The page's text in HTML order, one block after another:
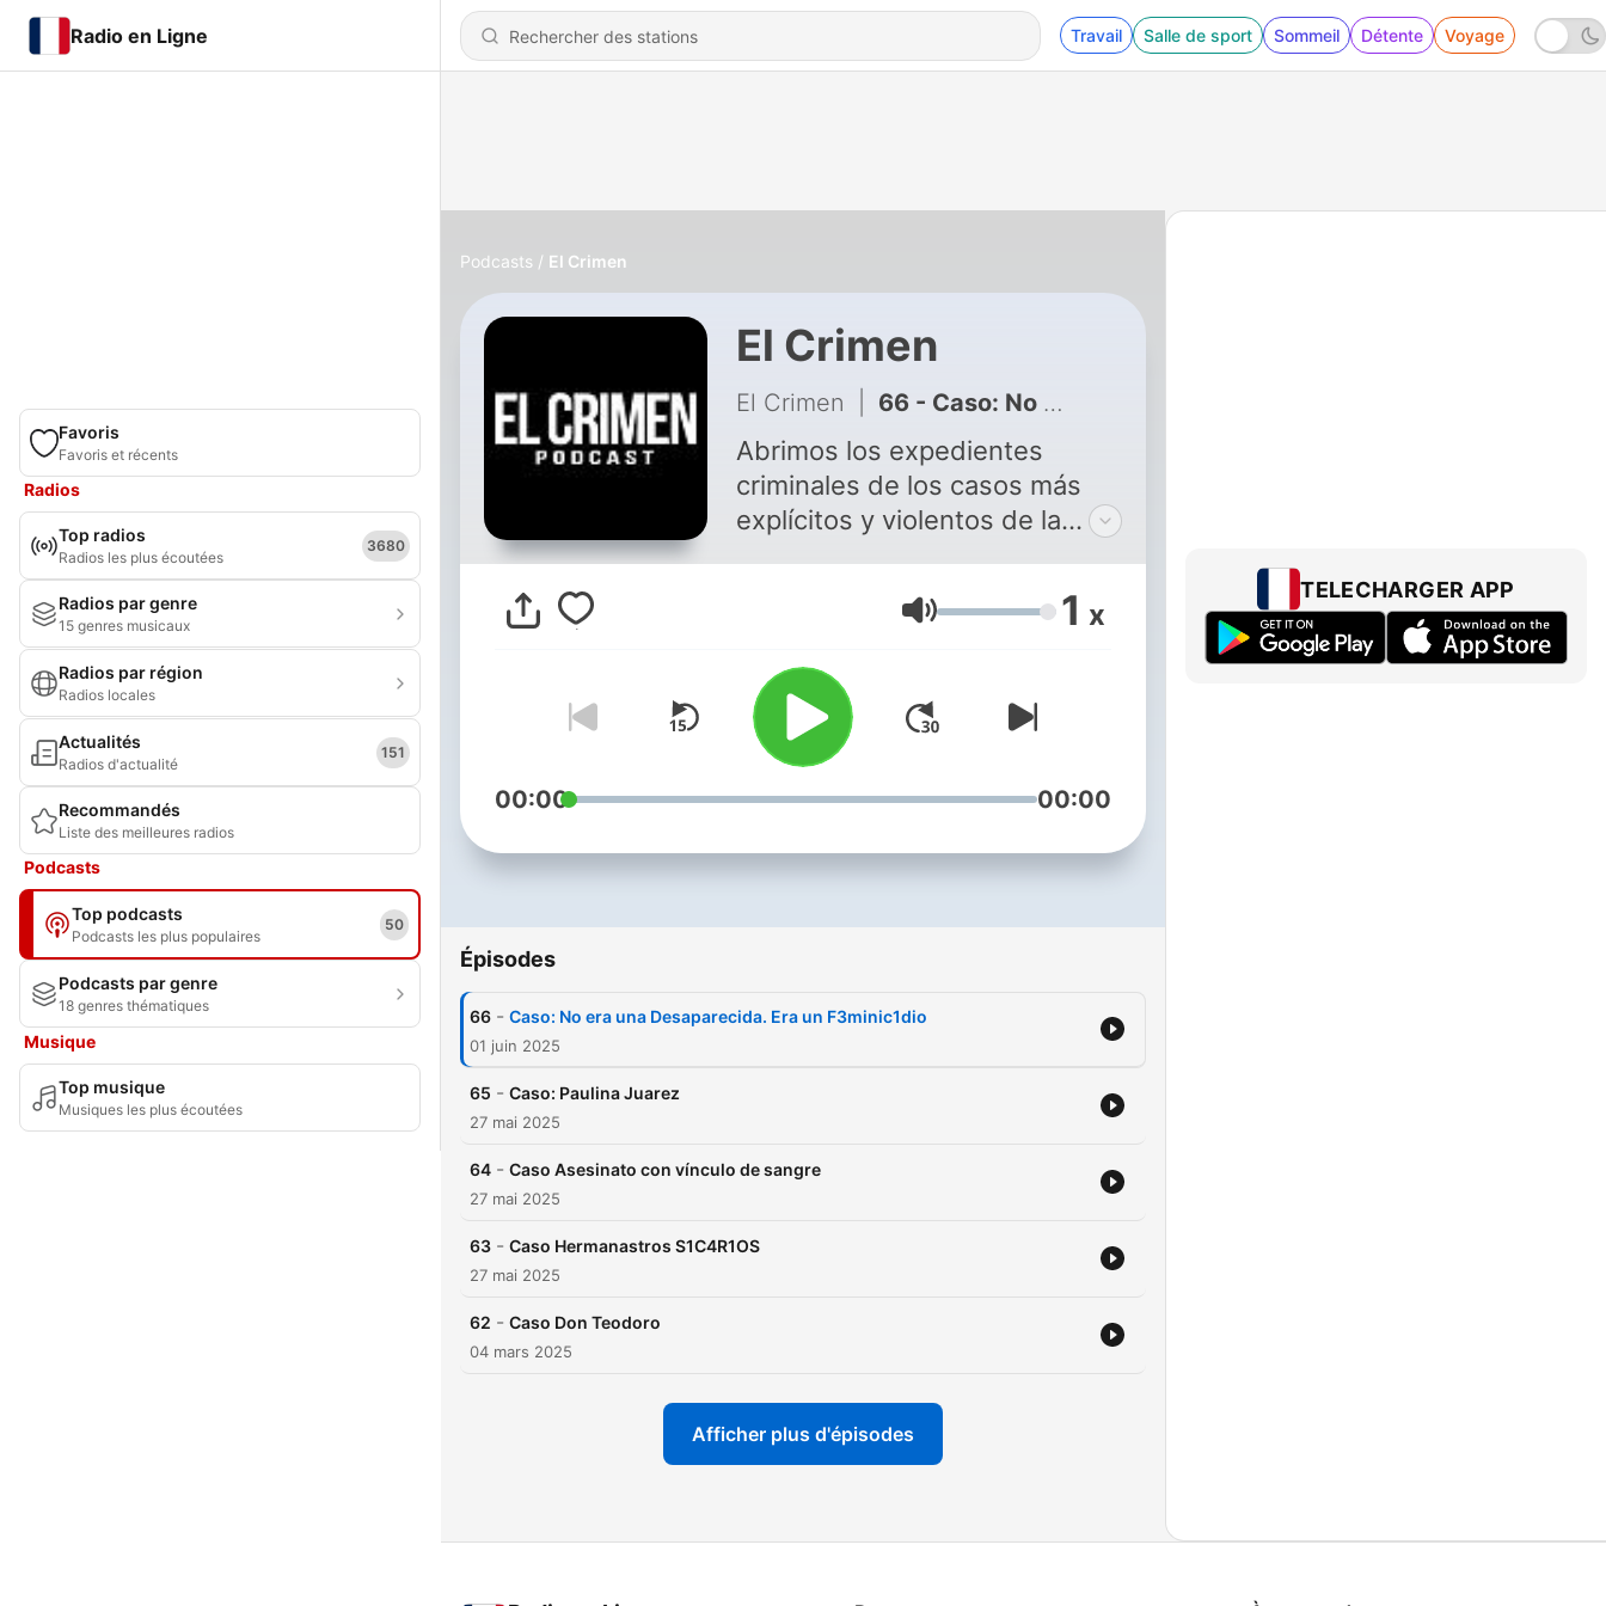
Radio en Ligne Travail Salle de sport Sommeil Détente Voyage
Favoris
Favoris et récents
Radios
Top radios
Radios les plus écoutées
3680
Radios par genre
15 genres musicaux
Radios par région
Radios locales
Actualités
Radios d'actualité
151
Recommandés
Liste des meilleures radios
Podcasts
Top podcasts
Podcasts les plus populaires
50
Podcasts par genre
18 genres thématiques
Musique
Top musique
Musiques les plus écoutées
Podcasts El Crimen
El Crimen
El Crimen 66 - Caso: No era una Desaparecida. Era un F3minic1dio
Abrimos los expedientes
criminales de los casos más
explícitos y violentos de la
Volume 1 x
00:00 00:00
Épisodes
66 - Caso: No era una Desaparecida. Era un F3minic1dio
01 juin 2025
65 - Caso: Paulina Juarez
27 mai 2025
64 - Caso Asesinato con vínculo de sangre
27 mai 2025
63 - Caso Hermanastros S1C4R1OS
27 mai 2025
62 - Caso Don Teodoro
04 mars 2025
Afficher plus d'épisodes
TELECHARGER APP